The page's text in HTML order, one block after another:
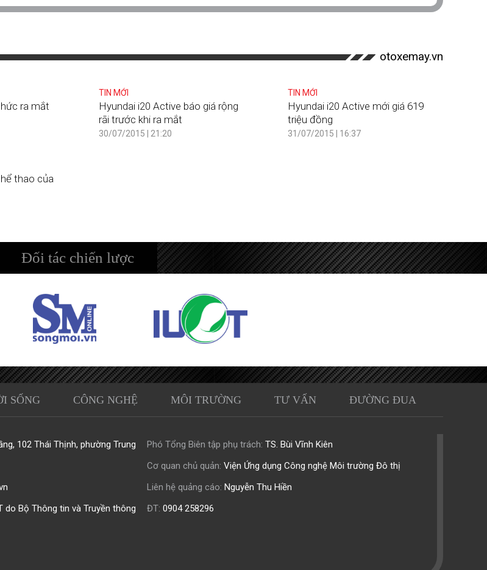
otoxemay.vn
ra mắt
TIN MỚI
Hyundai i20 Active báo giá rộng
rãi trước khi ra mắt
30/07/2015 | 21:20
TIN MỚI
Hyundai i20 Active mới giá 619
triệu đồng
31/07/2015 | 16:37
thao của
Đối tác chiến lược
SỐNG CÔNG NGHỆ MÔI TRƯỜNG TƯ VẤN ĐƯỜNG ĐUA
102 Thái Thịnh, phường Trung
do Bộ Thông tin và Truyền thông
Phó Tổng Biên tập phụ trách: TS. Bùi Vĩnh Kiên
Cơ quan chủ quản: Viện Ứng dụng Công nghệ Môi trường Đô thị
Liên hệ quảng cáo: Nguyễn Thu Hiền
ĐT: 0904 258296